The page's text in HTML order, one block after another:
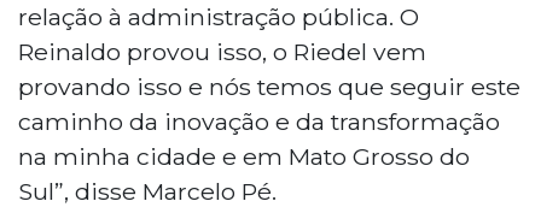
relação à administração pública. O
Reinaldo provou isso, o Riedel vem
provando isso e nós temos que seguir este
caminho da inovação e da transformação
na minha cidade e em Mato Grosso do
Sul”, disse Marcelo Pé.